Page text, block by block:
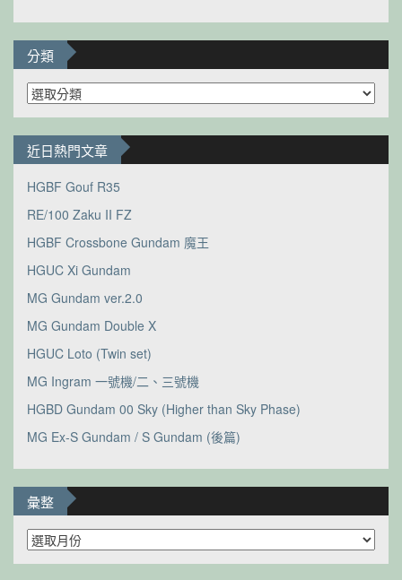
分類
分
類
近日熱門文章
HGBF Gouf R35
RE/100 Zaku II FZ
HGBF Crossbone Gundam 魔王
HGUC Xi Gundam
MG Gundam ver.2.0
MG Gundam Double X
HGUC Loto (Twin set)
MG Ingram 一號機/二、三號機
HGBD Gundam 00 Sky (Higher than Sky Phase)
MG Ex-S Gundam / S Gundam (後篇)
彙整
彙
整